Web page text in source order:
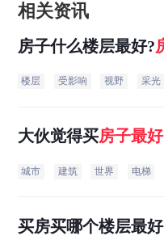
相关资讯
房子什么楼层最好?
楼层 受影响 视野 采光
大伙觉得买房子最好
城市 建筑 世界 电梯
买房买哪个楼层最